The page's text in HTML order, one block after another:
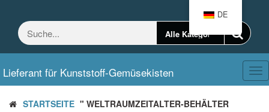
springen
Lieferant für Kunststoff-Gemüsekisten
STARTSEITE " WELTRAUMZEITALTER-BEHÄLTER
DE